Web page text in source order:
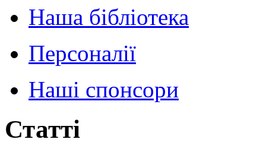
Наша бібліотека
Персоналії
Наші спонсори
Статті